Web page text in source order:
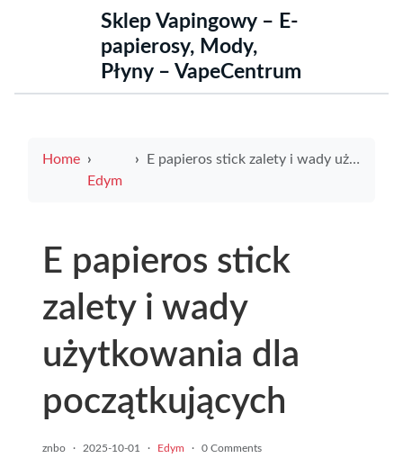
Sklep Vapingowy – E-
papierosy, Mody,
Płyny – VapeCentrum
Home
Edym
E papieros stick zalety i wady użytkowania dla początkujących
E papieros stick
zalety i wady
użytkowania dla
początkujących
znbo · 2025-10-01 · Edym · 0 Comments